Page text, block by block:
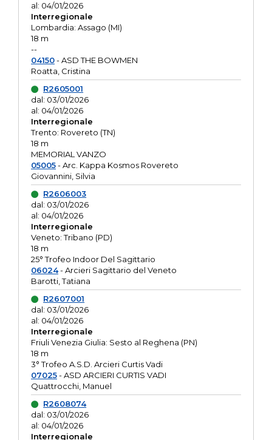
al: 04/01/2026
Interregionale
Lombardia: Assago (MI)
18 m
--
04150- ASD THE BOWMEN
Roatta, Cristina
R2605001
dal: 03/01/2026
al: 04/01/2026
Interregionale
Trento: Rovereto (TN)
18 m
MEMORIAL VANZO
05005- Arc. Kappa Kosmos Rovereto
Giovannini, Silvia
R2606003
dal: 03/01/2026
al: 04/01/2026
Interregionale
Veneto: Tribano (PD)
18 m
25° Trofeo Indoor Del Sagittario
06024- Arcieri Sagittario del Veneto
Barotti, Tatiana
R2607001
dal: 03/01/2026
al: 04/01/2026
Interregionale
Friuli Venezia Giulia: Sesto al Reghena (PN)
18 m
3° Trofeo A.S.D. Arcieri Curtis Vadi
07025- ASD ARCIERI CURTIS VADI
Quattrocchi, Manuel
R2608074
dal: 03/01/2026
al: 04/01/2026
Interregionale